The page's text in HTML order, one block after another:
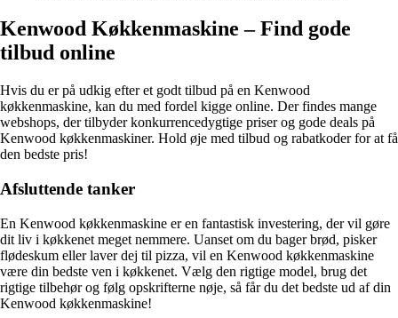
Kenwood Køkkenmaskine – Find gode
tilbud online
Hvis du er på udkig efter et godt tilbud på en Kenwood
køkkenmaskine, kan du med fordel kigge online. Der findes mange
webshops, der tilbyder konkurrencedygtige priser og gode deals på
Kenwood køkkenmaskiner. Hold øje med tilbud og rabatkoder for at få
den bedste pris!
Afsluttende tanker
En Kenwood køkkenmaskine er en fantastisk investering, der vil gøre
dit liv i køkkenet meget nemmere. Uanset om du bager brød, pisker
flødeskum eller laver dej til pizza, vil en Kenwood køkkenmaskine
være din bedste ven i køkkenet. Vælg den rigtige model, brug det
rigtige tilbehør og følg opskrifterne nøje, så får du det bedste ud af din
Kenwood køkkenmaskine!